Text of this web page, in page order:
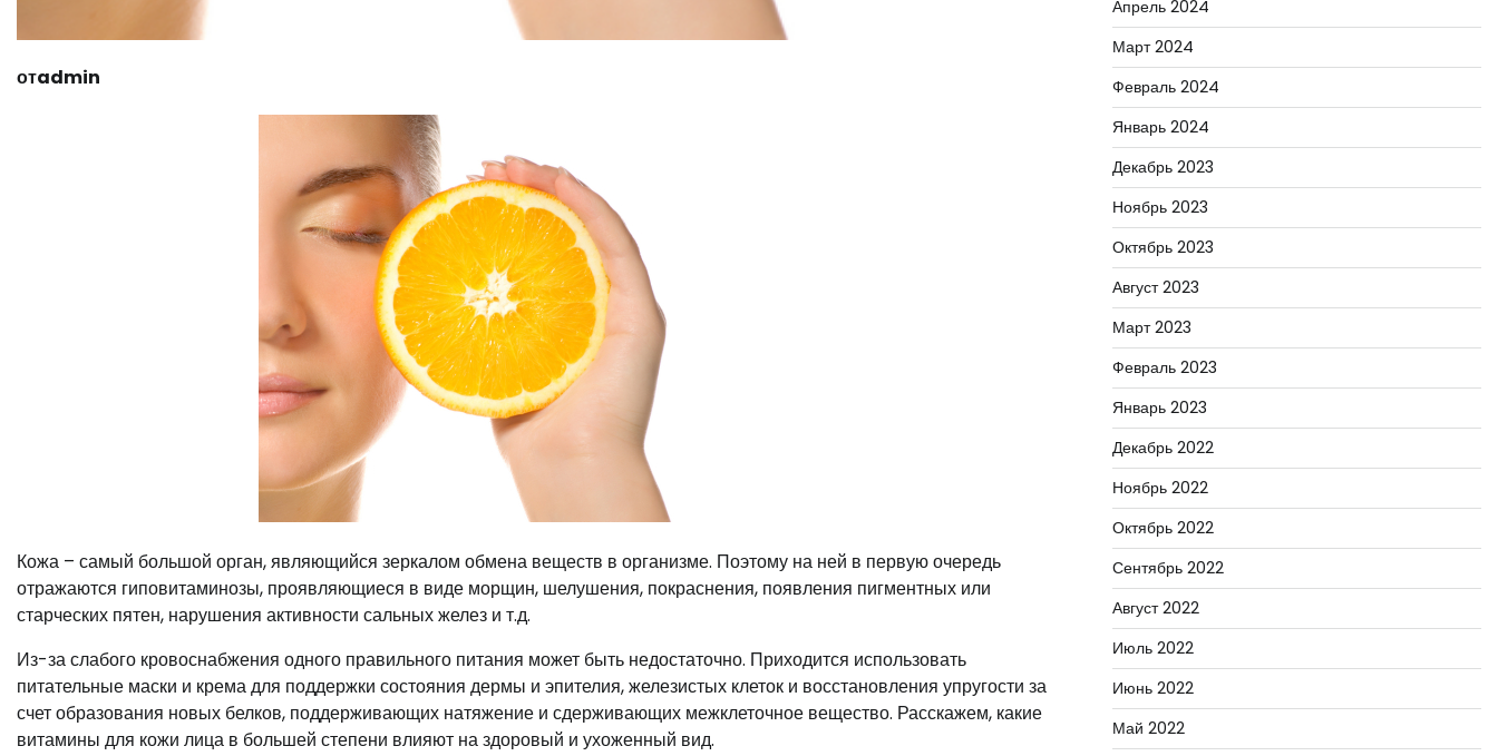
отadmin
Кожа – самый большой орган, являющийся зеркалом обмена веществ в организме. Поэтому на ней в первую очередь
отражаются гиповитаминозы, проявляющиеся в виде морщин, шелушения, покраснения, появления пигментных или
старческих пятен, нарушения активности сальных желез и т.д.
Из-за слабого кровоснабжения одного правильного питания может быть недостаточно. Приходится использовать
питательные маски и крема для поддержки состояния дермы и эпителия, железистых клеток и восстановления упругости за
счет образования новых белков, поддерживающих натяжение и сдерживающих межклеточное вещество. Расскажем, какие
витамины для кожи лица в большей степени влияют на здоровый и ухоженный вид.
Апрель 2024
Март 2024
Февраль 2024
Январь 2024
Декабрь 2023
Ноябрь 2023
Октябрь 2023
Август 2023
Март 2023
Февраль 2023
Январь 2023
Декабрь 2022
Ноябрь 2022
Октябрь 2022
Сентябрь 2022
Август 2022
Июль 2022
Июнь 2022
Май 2022